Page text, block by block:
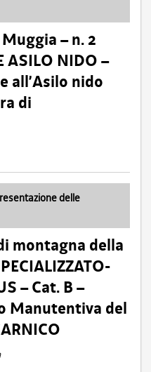
– n. 2
ASILO NIDO –
all’Asilo nido
di
delle
montagna della
– Cat. B –
Manutentiva del